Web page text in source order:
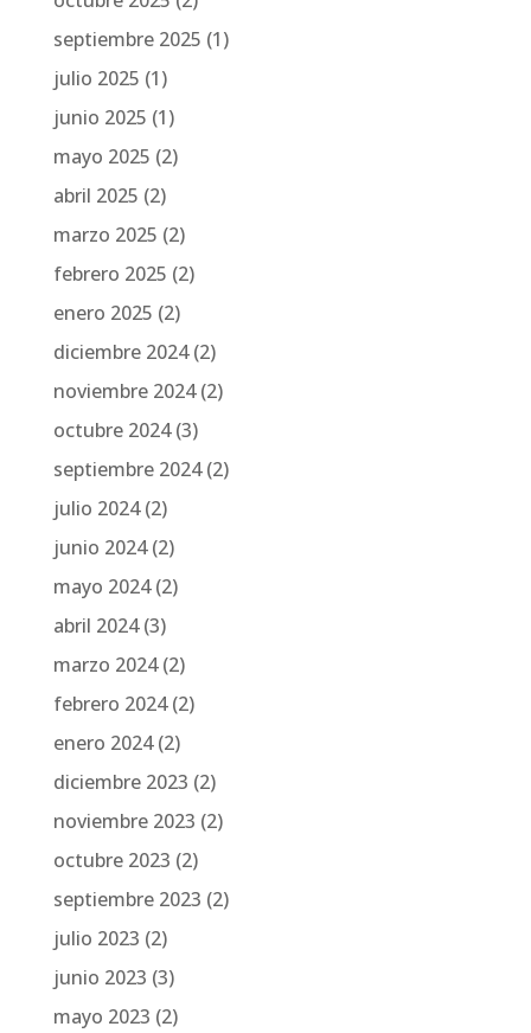
septiembre 2025 (1)
julio 2025 (1)
junio 2025 (1)
mayo 2025 (2)
abril 2025 (2)
marzo 2025 (2)
febrero 2025 (2)
enero 2025 (2)
diciembre 2024(2)
noviembre 2024(2)
octubre 2024(3)
septiembre 2024(2)
julio 2024(2)
junio 2024(2)
mayo 2024(2)
abril 2024(3)
marzo 2024(2)
febrero 2024(2)
enero 2024(2)
diciembre 2023 (2)
noviembre 2023 (2)
octubre 2023 (2)
septiembre 2023 (2)
julio 2023 (2)
junio 2023 (3)
mayo 2023 (2)